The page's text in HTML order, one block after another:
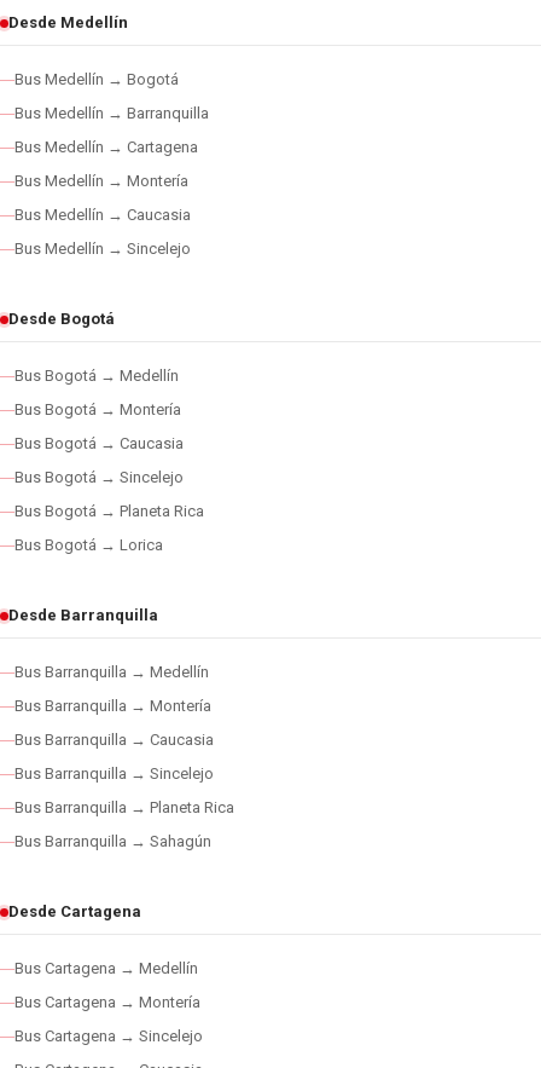
Desde Medellín
Bus Medellín → Bogotá
Bus Medellín → Barranquilla
Bus Medellín → Cartagena
Bus Medellín → Montería
Bus Medellín → Caucasia
Bus Medellín → Sincelejo
Desde Bogotá
Bus Bogotá → Medellín
Bus Bogotá → Montería
Bus Bogotá → Caucasia
Bus Bogotá → Sincelejo
Bus Bogotá → Planeta Rica
Bus Bogotá → Lorica
Desde Barranquilla
Bus Barranquilla → Medellín
Bus Barranquilla → Montería
Bus Barranquilla → Caucasia
Bus Barranquilla → Sincelejo
Bus Barranquilla → Planeta Rica
Bus Barranquilla → Sahagún
Desde Cartagena
Bus Cartagena → Medellín
Bus Cartagena → Montería
Bus Cartagena → Sincelejo